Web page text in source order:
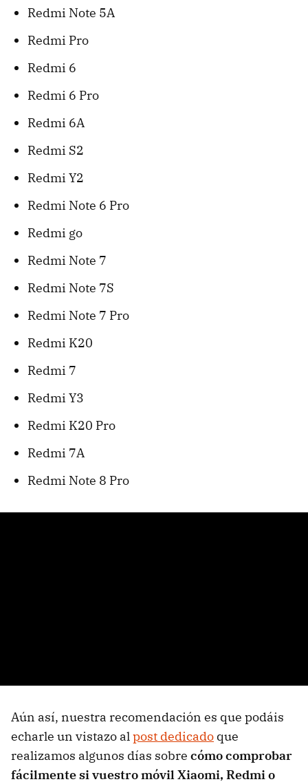
Redmi Note 5A
Redmi Pro
Redmi 6
Redmi 6 Pro
Redmi 6A
Redmi S2
Redmi Y2
Redmi Note 6 Pro
Redmi go
Redmi Note 7
Redmi Note 7S
Redmi Note 7 Pro
Redmi K20
Redmi 7
Redmi Y3
Redmi K20 Pro
Redmi 7A
Redmi Note 8 Pro
Aún así, nuestra recomendación es que podáis
echarle un vistazo alpost dedicado que
realizamos algunos días sobre cómo comprobar
fácilmente si vuestro móvil Xiaomi, Redmi o